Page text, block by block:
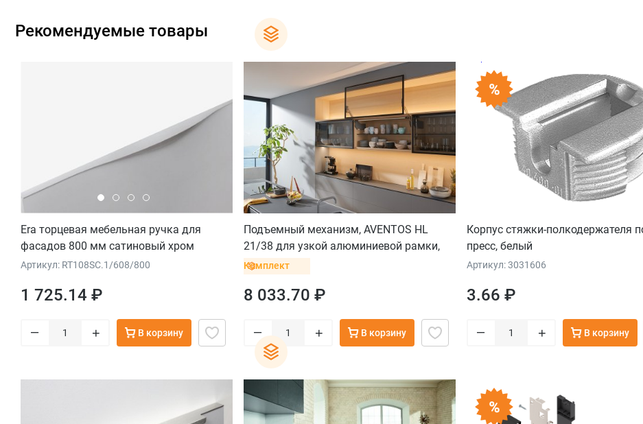
Рекомендуемые товары
Era торцевая мебельная ручка для
фасадов 800 мм сатиновый хром
Артикул: RT108SC.1/608/800
1 725.14 ₽
– + В корзину
Подъемный механизм, AVENTOS HL
21/38 для узкой алюминиевой рамки,
темно-серый
Комплект
8 033.70 ₽
– + В корзину
Корпус стяжки-полкодержателя
пресс, белый
Артикул: 3031606
3.66 ₽
– + В корзину